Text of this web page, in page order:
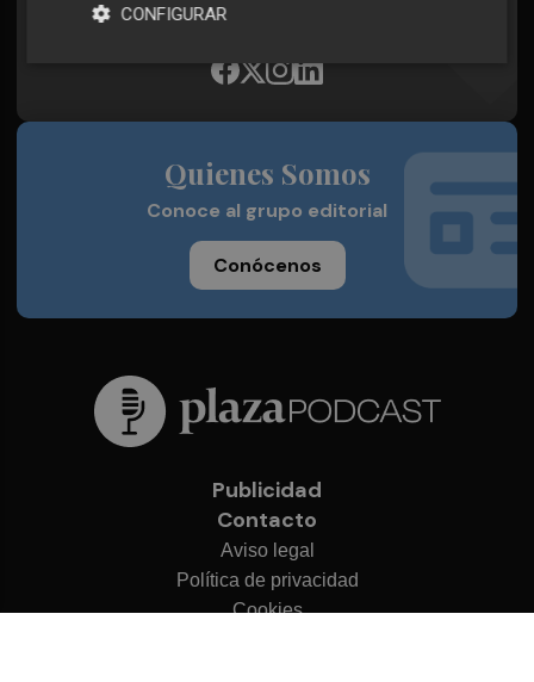
Plaza Podcast, desde cualquier medio
Quienes Somos
Conoce al grupo editorial
Conócenos
Publicidad
Contacto
Aviso legal
Política de privacidad
Cookies
CONFIGURAR